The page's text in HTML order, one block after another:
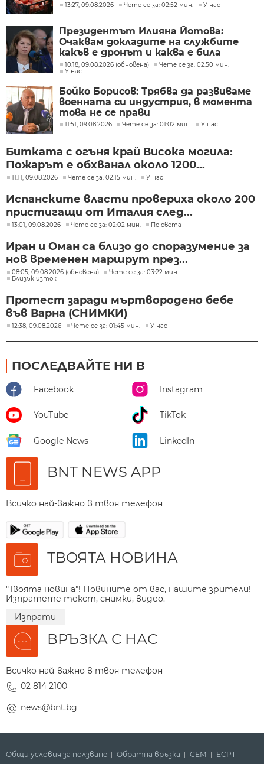
13:27, 09.08.2026 Чете се за: 02:52 мин. У нас
Президентът Илияна Йотова:
Очаквам докладите на службите
какъв е дронът и каква е била
неговата роля
10:18, 09.08.2026 (обновена)
Чете се за: 02:50 мин.
У нас
Бойко Борисов: Трябва да развиваме
военната си индустрия, в момента
това не се прави
11:51, 09.08.2026 Чете се за: 01:02 мин. У нас
Битката с огъня край Висока могила:
Пожарът е обхванал около 1200...
11:11, 09.08.2026 Чете се за: 02:15 мин. У нас
Испанските власти провериха около 200
пристигащи от Италия след...
13:01, 09.08.2026 Чете се за: 02:02 мин. По света
Иран и Оман са близо до споразумение за
нов временен маршрут през...
08:05, 09.08.2026 (обновена)
Чете се за: 03:22 мин.
Близък изток
Протест заради мъртвородено бебе
във Варна (СНИМКИ)
12:38, 09.08.2026 Чете се за: 01:45 мин. У нас
ПОСЛЕДВАЙТЕ НИ В
Facebook Instagram
YouTube TikTok
Google News LinkedIn
BNT NEWS APP
Всичко най-важно в твоя телефон
ТВОЯТА НОВИНА
"Твоята новина"! Новините от вас, нашите зрители!
Изпратете текст, снимки, видео.
Изпрати
ВРЪЗКА С НАС
Всичко най-важно в твоя телефон
02 814 2100
news@bnt.bg
Общи условия за ползване Обратна връзка СЕМ ECPT